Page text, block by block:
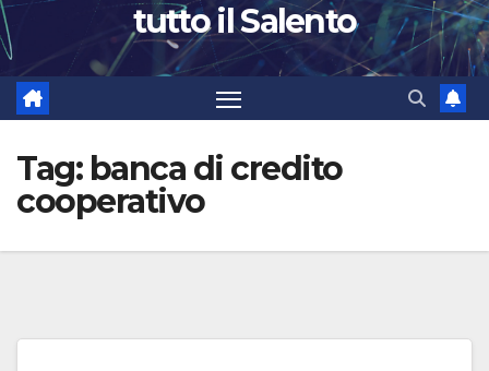
tutto il Salento
Tag: banca di credito
cooperativo